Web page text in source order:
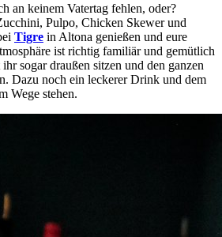
an keinem Vatertag fehlen, oder?
Pulpo, Chicken Skewer und
Tigre in Altona genießen und eure
ist richtig familiär und gemütlich
sogar draußen sitzen und den ganzen
Dazu noch ein leckerer Drink und dem
Wege stehen.